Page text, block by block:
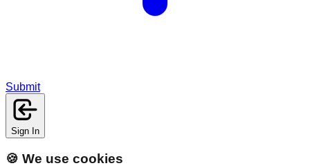
Submit
Sign In
🍪 We use cookies